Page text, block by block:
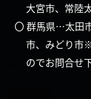
大宮市、常陸
〇 群馬県…太田
市、みどり市
のでお問合せ